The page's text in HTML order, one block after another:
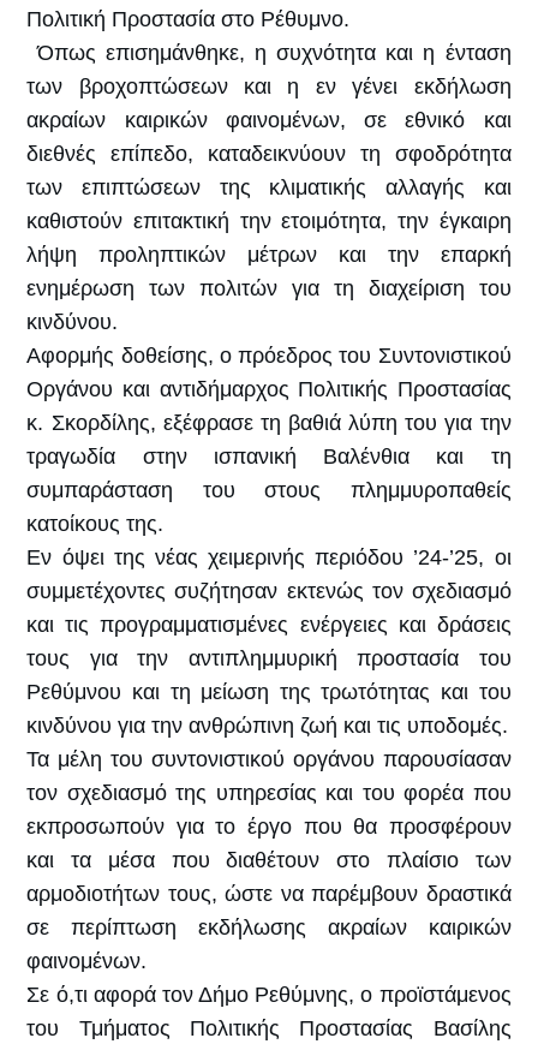
Πολιτική Προστασία στο Ρέθυμνο.
Όπως επισημάνθηκε, η συχνότητα και η ένταση
των βροχοπτώσεων και η εν γένει εκδήλωση
ακραίων καιρικών φαινομένων, σε εθνικό και
διεθνές επίπεδο, καταδεικνύουν τη σφοδρότητα
των επιπτώσεων της κλιματικής αλλαγής και
καθιστούν επιτακτική την ετοιμότητα, την έγκαιρη
λήψη προληπτικών μέτρων και την επαρκή
ενημέρωση των πολιτών για τη διαχείριση του
κινδύνου.
Αφορμής δοθείσης, ο πρόεδρος του Συντονιστικού
Οργάνου και αντιδήμαρχος Πολιτικής Προστασίας
κ. Σκορδίλης, εξέφρασε τη βαθιά λύπη του για την
τραγωδία στην ισπανική Βαλένθια και τη
συμπαράσταση του στους πλημμυροπαθείς
κατοίκους της.
Εν όψει της νέας χειμερινής περιόδου ’24-’25, οι
συμμετέχοντες συζήτησαν εκτενώς τον σχεδιασμό
και τις προγραμματισμένες ενέργειες και δράσεις
τους για την αντιπλημμυρική προστασία του
Ρεθύμνου και τη μείωση της τρωτότητας και του
κινδύνου για την ανθρώπινη ζωή και τις υποδομές.
Τα μέλη του συντονιστικού οργάνου παρουσίασαν
τον σχεδιασμό της υπηρεσίας και του φορέα που
εκπροσωπούν για το έργο που θα προσφέρουν
και τα μέσα που διαθέτουν στο πλαίσιο των
αρμοδιοτήτων τους, ώστε να παρέμβουν δραστικά
σε περίπτωση εκδήλωσης ακραίων καιρικών
φαινομένων.
Σε ό,τι αφορά τον Δήμο Ρεθύμνης, ο προϊστάμενος
του Τμήματος Πολιτικής Προστασίας Βασίλης